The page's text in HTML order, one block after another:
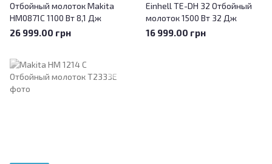
Отбойный молоток Makita
HM0871C 1100 Вт 8,1 Дж
26 999.00 грн
Einhell TE-DH 32 Отбойный
молоток 1500 Вт 32 Дж
16 999.00 грн